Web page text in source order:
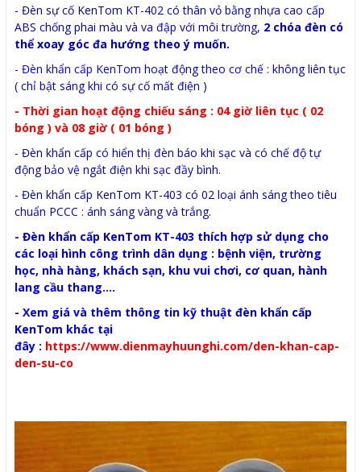
- Đèn sự cố KenTom KT-402 có thân vỏ bằng nhựa cao cấp
ABS chống phai màu và va đập với môi trường, 2 chóa đèn có
thể xoay góc đa hướng theo ý muốn.
- Đèn khẩn cấp KenTom hoạt động theo cơ chế : không liên tục
( chỉ bật sáng khi có sự cố mất điện )
- Thời gian hoạt động chiếu sáng : 04 giờ liên tục ( 02
bóng ) và 08 giờ ( 01 bóng )
- Đèn khẩn cấp có hiển thị đèn báo khi sạc và có chế độ tự
động bảo vệ ngắt điện khi sạc đầy bình.
- Đèn khẩn cấp KenTom KT-403 có 02 loại ánh sáng theo tiêu
chuẩn PCCC : ánh sáng vàng và trắng.
- Đèn khẩn cấp KenTom KT-403 thích hợp sử dụng cho
các loại hình công trình dân dụng : bệnh viện, trường
học, nhà hàng, khách sạn, khu vui chơi, cơ quan, hành
lang cầu thang....
- Xem giá và thêm thông tin kỹ thuật đèn khẩn cấp
KenTom khác tại
đây : https://www.dienmayhuunghi.com/den-khan-cap-
den-su-co